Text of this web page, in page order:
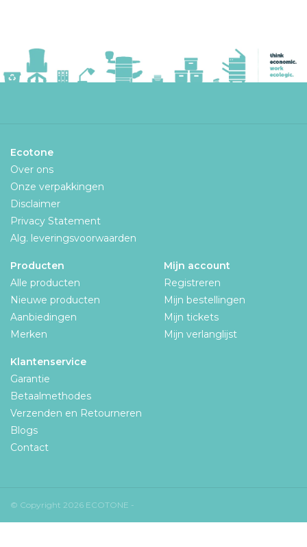
Ecotone
Over ons
Onze verpakkingen
Disclaimer
Privacy Statement
Alg. leveringsvoorwaarden
Producten
Alle producten
Nieuwe producten
Aanbiedingen
Merken
Mijn account
Registreren
Mijn bestellingen
Mijn tickets
Mijn verlanglijst
Klantenservice
Garantie
Betaalmethodes
Verzenden en Retourneren
Blogs
Contact
© Copyright 2026 ECOTONE -